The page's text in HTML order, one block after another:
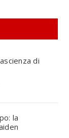
di
la